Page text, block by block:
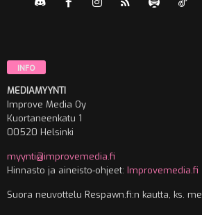
INFO
MEDIAMYYNTI
Improve Media Oy
Kuortaneenkatu 1
00520 Helsinki
myynti@improvemedia.fi
Hinnasto ja aineisto-ohjeet: Improvemedia.fi
Suora neuvottelu Respawn.fi:n kautta, ks.